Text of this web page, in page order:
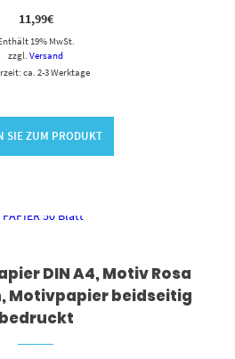
11,99€
19% MwSt.
zzgl. Versand
ca. 2-3 Werktage
SIE ZUM PRODUKT
DIN A4, Motiv Rosa
Motivpapier beidseitig
bedruckt